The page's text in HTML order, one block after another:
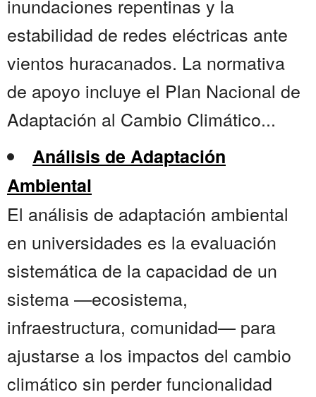
inundaciones repentinas y la
estabilidad de redes eléctricas ante
vientos huracanados. La normativa
de apoyo incluye el Plan Nacional de
Adaptación al Cambio Climático...
Análisis de Adaptación
Ambiental
El análisis de adaptación ambiental
en universidades es la evaluación
sistemática de la capacidad de un
sistema —ecosistema,
infraestructura, comunidad— para
ajustarse a los impactos del cambio
climático sin perder funcionalidad